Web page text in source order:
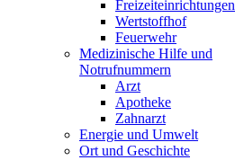
Freizeiteinrichtungen
Wertstoffhof
Feuerwehr
Medizinische Hilfe und
Notrufnummern
Arzt
Apotheke
Zahnarzt
Energie und Umwelt
Ort und Geschichte